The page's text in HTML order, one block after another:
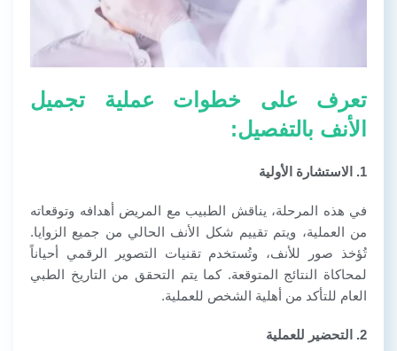
تعرف على خطوات عملية تجميل
الأنف بالتفصيل:
1. الاستشارة الأولية
في هذه المرحلة، يناقش الطبيب مع المريض أهدافه وتوقعاته
من العملية، ويتم تقييم شكل الأنف الحالي من جميع الزوايا.
تُؤخذ صور للأنف، وتُستخدم تقنيات التصوير الرقمي أحياناً
لمحاكاة النتائج المتوقعة. كما يتم التحقق من التاريخ الطبي
العام للتأكد من أهلية الشخص للعملية.
2. التحضير للعملية